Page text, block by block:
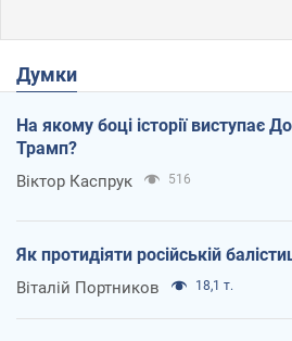
Думки
На якому боці історії виступає
Трамп?
Віктор Каспрук 516
Як протидіяти російській
Віталій Портников 18,1 т.